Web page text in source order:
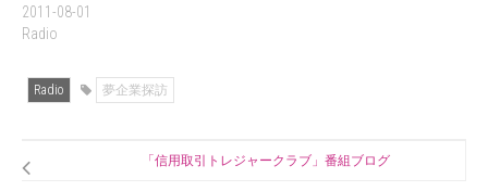
2011-08-01
Radio
Radio 夢企業探訪
「信用取引トレジャークラブ」番組ブログ